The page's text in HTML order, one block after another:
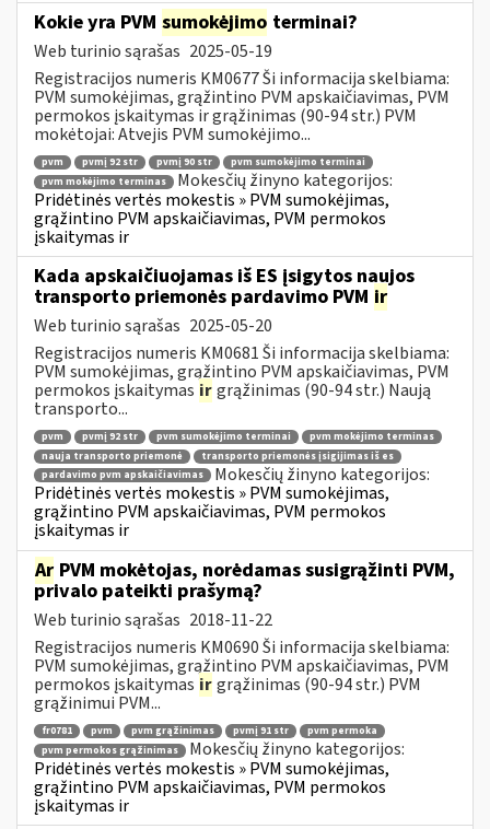
Kokie yra PVM sumokėjimo terminai?
Web turinio sąrašas 2025-05-19
Registracijos numeris KM0677 Ši informacija skelbiama:
PVM sumokėjimas, grąžintino PVM apskaičiavimas, PVM
permokos įskaitymas ir grąžinimas (90-94 str.) PVM
mokėtojai: Atvejis PVM sumokėjimo...
pvm pvmį 92 str pvmį 90 str
pvm sumokėjimo terminai
pvm mokėjimo terminas
Mokesčių žinyno kategorijos:
Pridėtinės vertės mokestis » PVM sumokėjimas,
grąžintino PVM apskaičiavimas, PVM permokos
įskaitymas ir
Kada apskaičiuojamas iš ES įsigytos naujos
transporto priemonės pardavimo PVM ir
Web turinio sąrašas 2025-05-20
Registracijos numeris KM0681 Ši informacija skelbiama:
PVM sumokėjimas, grąžintino PVM apskaičiavimas, PVM
permokos įskaitymas irgrąžinimas (90-94 str.) Naują
transporto...
pvm pvmį 92 str pvm sumokėjimo terminai
pvm mokėjimo terminas
nauja transporto priemonė
transporto priemonės įsigijimas iš es
pardavimo pvm apskaičiavimas
Mokesčių žinyno kategorijos:
Pridėtinės vertės mokestis » PVM sumokėjimas,
grąžintino PVM apskaičiavimas, PVM permokos
įskaitymas ir
Ar PVM mokėtojas, norėdamas susigrąžinti PVM,
privalo pateikti prašymą?
Web turinio sąrašas 2018-11-22
Registracijos numeris KM0690 Ši informacija skelbiama:
PVM sumokėjimas, grąžintino PVM apskaičiavimas, PVM
permokos įskaitymas irgrąžinimas (90-94 str.) PVM
grąžinimui PVM...
fr0781 pvm pvm grąžinimas pvmį 91 str
pvm permoka
pvm permokos grąžinimas
Mokesčių žinyno kategorijos:
Pridėtinės vertės mokestis » PVM sumokėjimas,
grąžintino PVM apskaičiavimas, PVM permokos
įskaitymas ir